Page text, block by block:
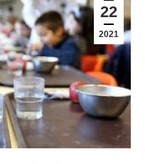
22
2021